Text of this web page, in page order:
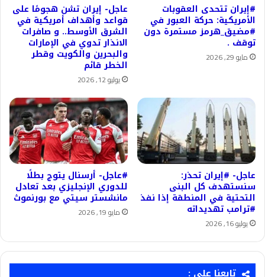
#إيران تتحدى العقوبات
الأمريكية: حركة العبور في
#مضيق_هرمز مستمرة دون
توقف .
مايو 29, 2026
عاجل- إيران تشن هجومًا على
قواعد وأهداف أمريكية في
الشرق الأوسط.. و صافرات
الانذار تدوي في الإمارات
والبحرين والكويت وقطر
الخطر قائم
يوليو 12, 2026
عاجل- #إيران تحذر:
سنستهدف كل البنى
التحتية في المنطقة إذا نفذ
#ترامب تهديداته
يوليو 16, 2026
#عاجل- أرسنال يتوج بطلًا
للدوري الإنجليزي بعد تعادل
مانشستر سيتي مع بورنموث
مايو 19, 2026
تابعنا على :